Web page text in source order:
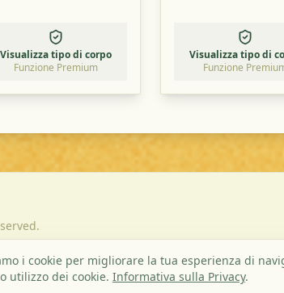
con spezie
È un piatto
per bilanciare i
Visualizza tipo di corpo
Funzione Premium
Visualizza tipo di
Funzione
Termini e Condizioni
i cookie per migliorare la tua esperienza di
utilizzo dei cookie. Informativa sulla Privacy.